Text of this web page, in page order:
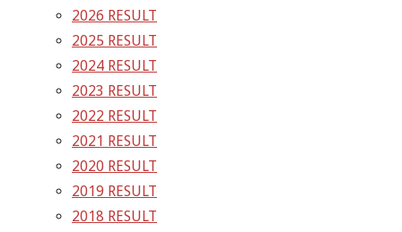
2026 RESULT
2025 RESULT
2024 RESULT
2023 RESULT
2022 RESULT
2021 RESULT
2020 RESULT
2019 RESULT
2018 RESULT
GALLERY